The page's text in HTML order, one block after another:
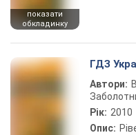
показати
обкладинку
ГДЗ
Автори:
Рік: 2010
Опис: